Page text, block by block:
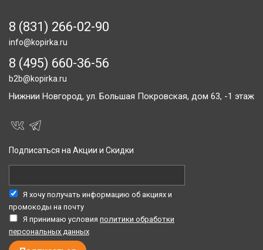
8 (831) 266-02-90
info@kopirka.ru
8 (495) 660-36-56
b2b@kopirka.ru
Нижнии Новгород, ул. Большая Покровская, дом 63, -1 этаж
Подписаться на Акции и Скидки
Я хочу получать информацию об акциях и
промокоды на почту
Я принимаю условия политики обработки
персональных данных